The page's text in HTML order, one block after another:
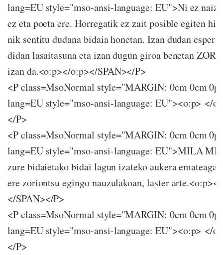
lang=EU style="mso-ansi-language: EU">Ni ez naiz
ez eta poeta ere. Horregatik ez zait posible egiten
nik sentitu dudana bidaia honetan. Izan dudan
didan lasaitasuna eta izan dugun giroa benetan
izan da.<o:p></o:p></SPAN></P>
<P class=MsoNormal style="MARGIN: 0cm 0cm
lang=EU style="mso-ansi-language: EU"><o:p> </
</P>
<P class=MsoNormal style="MARGIN: 0cm 0cm
lang=EU style="mso-ansi-language: EU">MILA
zure bidaietako bidai lagun izateko aukera
ere zoriontsu egingo nauzulakoan, laster
</SPAN></P>
<P class=MsoNormal style="MARGIN: 0cm 0cm
lang=EU style="mso-ansi-language: EU"><o:p> </
</P>